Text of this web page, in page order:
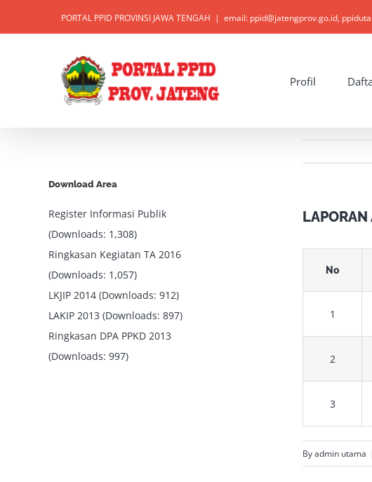
Open toolbar
PORTAL PPID PROVINSI JAWA TENGAH | email: ppid@jatengprov.go.id,
Profil
No
1
2
3
Byadmin utama
Download Area
Register Informasi Publik
(Downloads: 1,308)
Ringkasan Kegiatan TA 2016
(Downloads: 1,057)
LKJIP 2014 (Downloads: 912)
LAKIP 2013 (Downloads: 897)
Ringkasan DPA PPKD 2013
(Downloads: 997)